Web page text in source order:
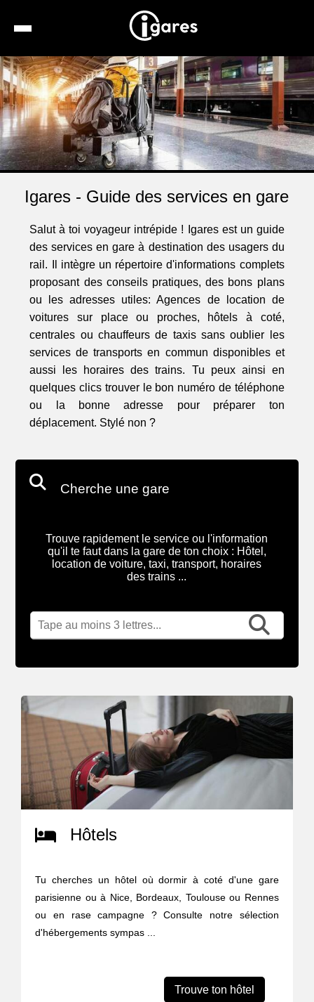
Recherche
Location de voiture
Hôtels
Taxis
Transports
Horaires
Igares - Guide des services en gare
Salut à toi voyageur intrépide ! Igares est un guide
des services en gare à destination des usagers du
rail. Il intègre un répertoire d'informations complets
proposant des conseils pratiques, des bons plans
ou les adresses utiles: Agences de location de
voitures sur place ou proches, hôtels à coté,
centrales ou chauffeurs de taxis sans oublier les
services de transports en commun disponibles et
aussi les horaires des trains. Tu peux ainsi en
quelques clics trouver le bon numéro de téléphone
ou la bonne adresse pour préparer ton
déplacement. Stylé non ?
Cherche une gare
Trouve rapidement le service ou l'information
qu'il te faut dans la gare de ton choix : Hôtel,
location de voiture, taxi, transport, horaires
des trains ...
Hôtels
Tu cherches un hôtel où dormir à coté d'une gare
parisienne ou à Nice, Bordeaux, Toulouse ou Rennes
ou en rase campagne ? Consulte notre sélection
d'hébergements sympas ...
Trouve ton hôtel